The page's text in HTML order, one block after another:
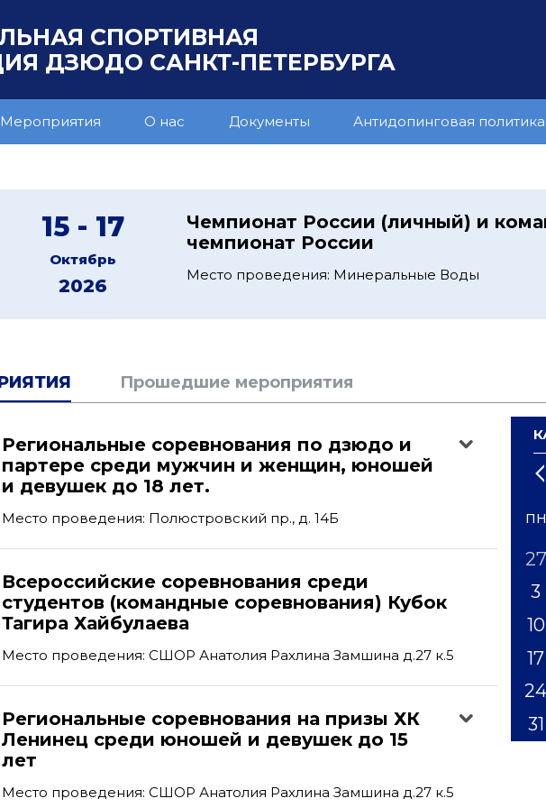
СПОРТИВНАЯ
ДЗЮДО САНКТ-ПЕТЕРБУРГА
Мероприятия О нас Документы Антидопинговая политика
15 - 17
Октябрь
2026
Чемпионат России (личный) и
чемпионат России
Место проведения: Минеральные Воды
Прошедшие мероприятия
Региональные соревнования по дзюдо и
партере среди мужчин и женщин, юношей
и девушек до 18 лет.
Место проведения: Полюстровский пр., д. 14Б
Всероссийские соревнования среди
студентов (командные соревнования) Кубок
Тагира Хайбулаева
Место проведения: СШОР Анатолия Рахлина Замшина д.27 к.5
Региональные соревнования на призы ХК
Ленинец среди юношей и девушек до 15
лет
Место проведения: СШОР Анатолия Рахлина Замшина д.27 к.5
1'21
пн
27
3
10
17
24
31